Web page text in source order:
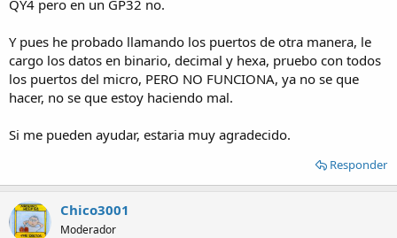
QY4 pero en un GP32 no.
Y pues he probado llamando los puertos de otra manera, le
cargo los datos en binario, decimal y hexa, pruebo con todos
los puertos del micro, PERO NO FUNCIONA, ya no se que
hacer, no se que estoy haciendo mal.
Si me pueden ayudar, estaria muy agradecido.
Responder
Chico3001
Moderador